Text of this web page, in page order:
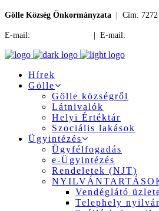
Gölle Község Önkormányzata | Cím: 7272
E-mail: | E-mail:
Hírek
Gölle
Gölle községről
Látnivalók
Helyi Értéktár
Szociális lakások
Ügyintézés
Ügyfélfogadás
e-Ügyintézés
Rendeletek (NJT)
Vendéglátó
Telephely